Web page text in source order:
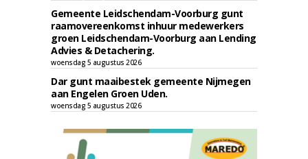
Gemeente Leidschendam-Voorburg gunt
raamovereenkomst inhuur medewerkers
groen Leidschendam-Voorburg aan Lending
Advies & Detachering.
woensdag 5 augustus 2026
Dar gunt maaibestek gemeente Nijmegen
aan Engelen Groen Uden.
woensdag 5 augustus 2026